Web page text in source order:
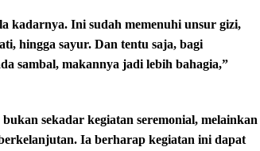
kadarnya. Ini sudah memenuhi unsur gizi,
hingga sayur. Dan tentu saja, bagi
sambal, makannya jadi lebih bahagia,”
sekadar kegiatan seremonial, melainkan
Ia berharap kegiatan ini dapat